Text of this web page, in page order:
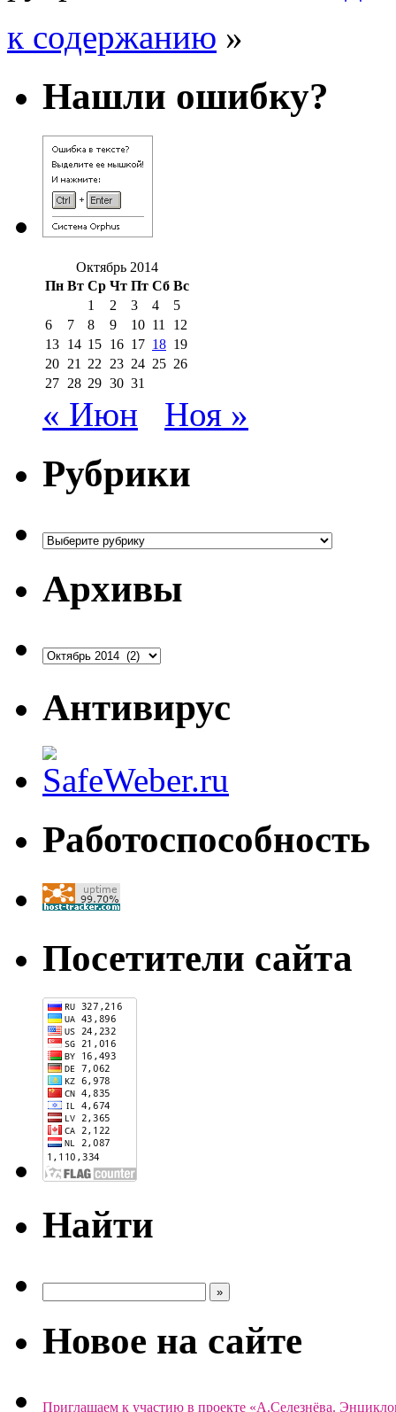
к содержанию »
Нашли ошибку?
Октябрь 2014
Пн Вт Ср Чт Пт Сб Вс
1
2 3 4
5
6
7 8 9 10 11
12
13 14 15 16 17 18 19
20 21 22 23 24 25 26
27 28 29 30 31
« Июн Ноя »
Рубрики
Рубрики
Архивы
Антивирус
Работоспособность
Посетители сайта
Найти
Новое на сайте
Приглашаем к участию в проекте «А.Селезнёва.